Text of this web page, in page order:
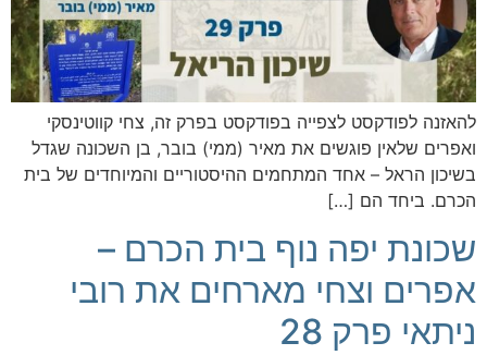
להאזנה לפודקסט לצפייה בפודקסט בפרק זה, צחי קווטינסקי
ואפרים שלאין פוגשים את מאיר (ממי) בובר, בן השכונה שגדל
בשיכון הראל – אחד המתחמים ההיסטוריים והמיוחדים של בית
הכרם. ביחד הם […]
שכונת יפה נוף בית הכרם –
אפרים וצחי מארחים את רובי
ניתאי פרק 28